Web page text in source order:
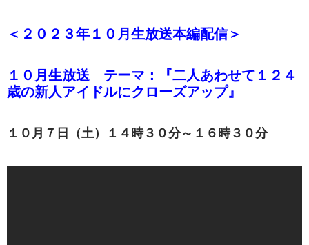
＜２０２３年１０月生放送本編配信＞
１０月生放送 テーマ：『二人あわせて１２４
歳の新人アイドルにクローズアップ』
１０月７日（土） １４時３０分～１６時３０分